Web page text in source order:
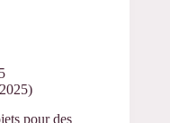
pour des